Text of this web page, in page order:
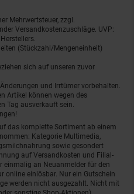
Mehrwertsteuer, zzgl.
Versandkostenzuschläge. UVP:
(Stückzahl/Mengeneinheit)
sich auf unseren zuvor
und Irrtümer vorbehalten.
Artikel können wegen des
Tag ausverkauft sein.
das komplette Sortiment ab einem
Kategorie Multimedia,
sowie gesondert
auf Versandkosten und Filial-
einmalig an Neuanmelder für den
online einlösbar. Nur ein Gutschein
werden nicht ausgezahlt. Nicht mit